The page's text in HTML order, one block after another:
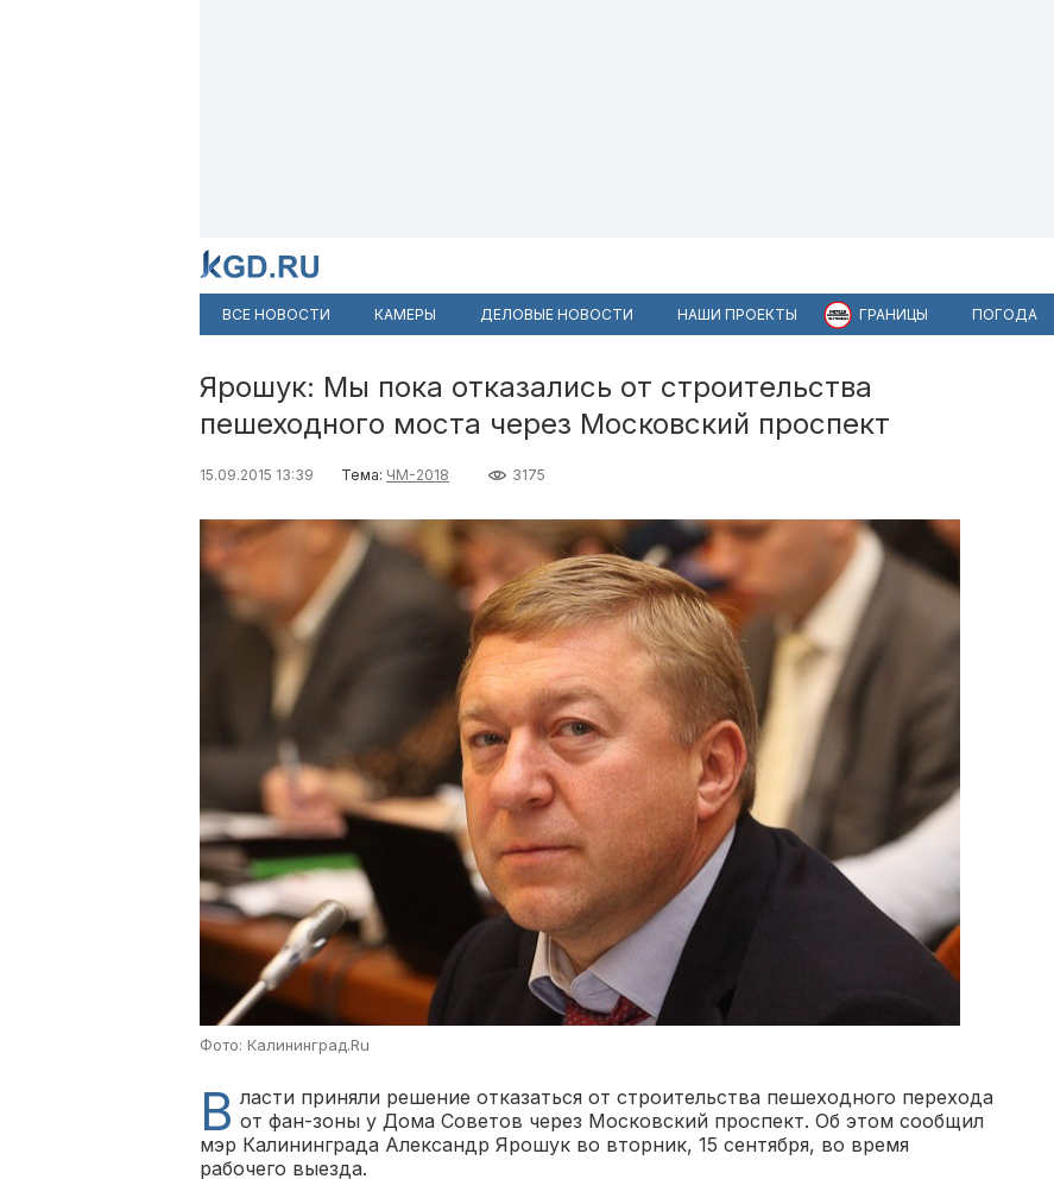
ВСЕ НОВОСТИ КАМЕРЫ ДЕЛОВЫЕ НОВОСТИ НАШИ ПРОЕКТЫ ГРАНИЦЫ ПОГОДА
Ярошук: Мы пока отказались от строительства
пешеходного моста через Московский проспект
15.09.2015 13:39 Тема: ЧМ-2018 3175
Фото: Калининград.Ru
В ласти приняли решение отказаться от строительства пешеходного перехода
от фан-зоны у Дома Советов через Московский проспект. Об этом сообщил
мэр Калининграда Александр Ярошук во вторник, 15 сентября, во время
рабочего выезда.